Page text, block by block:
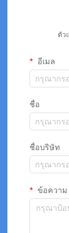
ตัว
อีเมล
ชื่อ
ชื่อบริษัท
ข้อความ